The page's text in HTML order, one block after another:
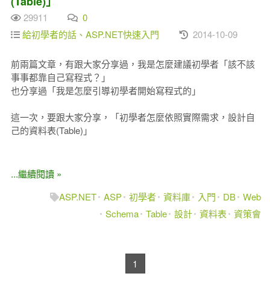
29911
0
給初學者的話、ASP.NET快速入門
2014-10-09
前兩篇文章，有跟大家分享過，我是怎麼建議初學者「該不該
事事都靠自己寫程式？」
也分享過「我是怎麼引導初學者開始寫程式的」
這一次，要跟大家分享，「初學者怎麼依照實際需求，設計自
己的資料表(Table)」
...繼續閱讀 »
ASP.NET ASP 初學者 資料庫 入門 DB Web
Schema Table 設計 資料表 資策會
1